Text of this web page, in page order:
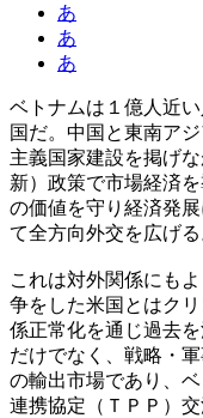
あ
あ
あ
ベトナムは１億人近
国だ。中国と東南ア
主義国家建設を掲げ
新）政策で市場経済
の価値を守り経済発
て全方向外交を広げ
これは対外関係にも
争をした米国とはク
係正常化を通じ過去
だけでなく、戦略・
の輸出市場であり、
連携協定（ＴＰＰ）